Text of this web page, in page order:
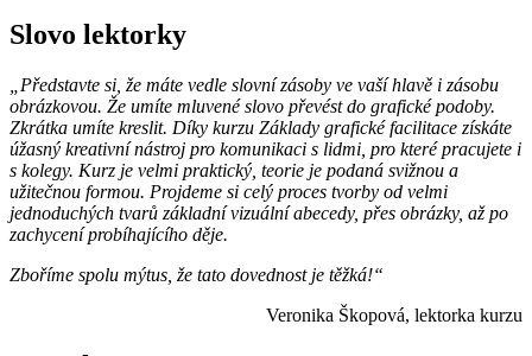
Slovo lektorky
„Představte si, že máte vedle slovní zásoby ve vaší hlavě i zásobu
obrázkovou. Že umíte mluvené slovo převést do grafické podoby.
Zkrátka umíte kreslit. Díky kurzu Základy grafické facilitace získáte
úžasný kreativní nástroj pro komunikaci s lidmi, pro které pracujete i
s kolegy. Kurz je velmi praktický, teorie je podaná svižnou a
užitečnou formou. Projdeme si celý proces tvorby od velmi
jednoduchých tvarů základní vizuální abecedy, přes obrázky, až po
zachycení probíhajícího děje.
Zboříme spolu mýtus, že tato dovednost je těžká!“
Veronika Škopová, lektorka kurzu